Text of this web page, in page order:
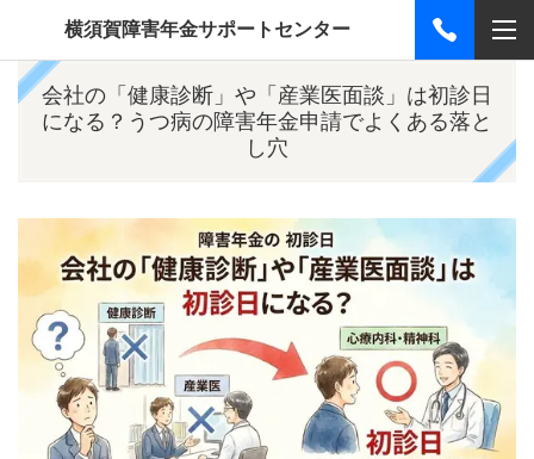
横須賀障害年金サポートセンター
会社の「健康診断」や「産業医面談」は初診日
になる？うつ病の障害年金申請でよくある落と
し穴